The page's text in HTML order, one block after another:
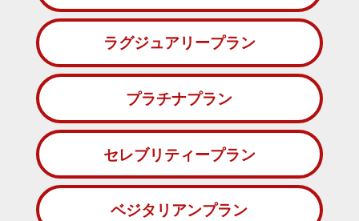
ラグジュアリープラン
プラチナプラン
セレブリティープラン
ベジタリアンプラン